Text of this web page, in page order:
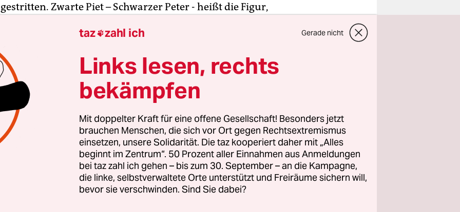
Zwarte Piet – Schwarzer Peter - heißt die Figur,
Schwarzes Gesicht, rote Lippen, Afro-Perücke und ein
anmutendes Kostüm – so kennen ihn die
seit Generationen. Doch immer mehr Menschen
Darstellung als rassistisch.
sei eine rassistische Figur, urteilte im Juli eine eigens
Arbeitsgruppe der Vereinten Nationen und sprach von
in Zeiten des Kolonialismus und der Sklaverei. Die für
Stadt Gouda zieht nun Konsequenzen: Wenn dort
– live übertragen im Fernsehen – das Boot mit dem
vielen Helfern und noch mehr Geschenken aus
taz zahl ich Gerade nicht
Links lesen, rechts
bekämpfen
Mit doppelter Kraft für eine offene Gesellschaft! Besonders jetzt
brauchen Menschen, die sich vor Ort gegen Rechtsextremismus
einsetzen, unsere Solidarität. Die taz kooperiert daher mit „Alles
beginnt im Zentrum“. 50 Prozent aller Einnahmen aus Anmeldungen
bei taz zahl ich gehen – bis zum 30. September – an die Kampagne,
die linke, selbstverwaltete Orte unterstützt und Freiräume sichern will,
bevor sie verschwinden. Sind Sie dabei?